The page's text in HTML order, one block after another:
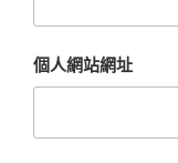
個人網站網址